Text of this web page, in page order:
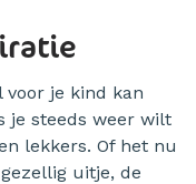
je kind kan
je steeds weer wilt
lekkers. Of het nu
uitje, de